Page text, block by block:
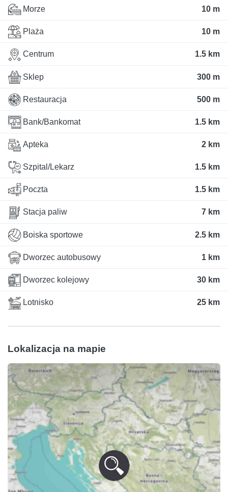
Morze 10 m
Plaża 10 m
Centrum 1.5 km
Sklep 300 m
Restauracja 500 m
Bank/Bankomat 1.5 km
Apteka 2 km
Szpital/Lekarz 1.5 km
Poczta 1.5 km
Stacja paliw 7 km
Boiska sportowe 2.5 km
Dworzec autobusowy 1 km
Dworzec kolejowy 30 km
Lotnisko 25 km
Lokalizacja na mapie